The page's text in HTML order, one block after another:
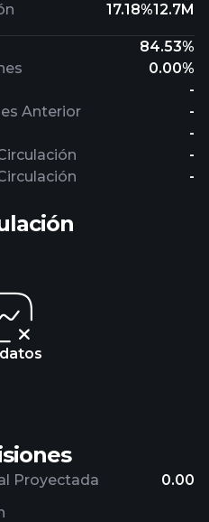
17.18%12.7M
84.53%
0.00%
-
Anterior
-
-
-
-
Proyectada 0.00